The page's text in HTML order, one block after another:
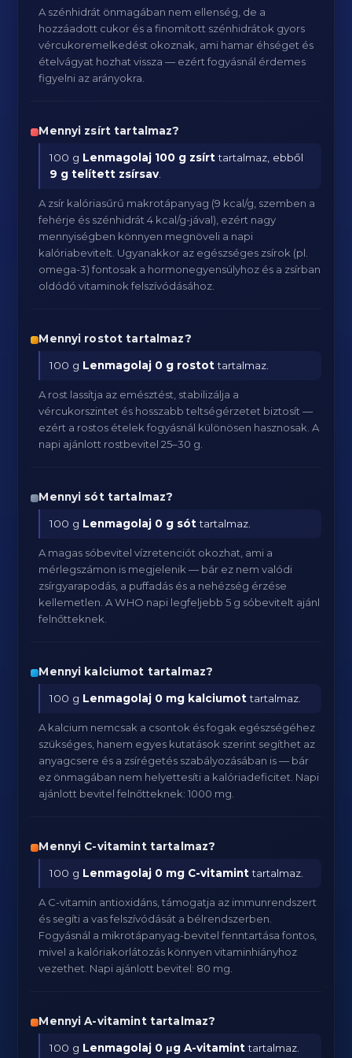
A szénhidrát önmagában nem ellenség, de a
hozzáadott cukor és a finomított szénhidrátok gyors
vércukoremelkedést okoznak, ami hamar éhséget és
ételvágyat hozhat vissza — ezért fogyásnál érdemes
figyelni az arányokra.
Mennyi zsírt tartalmaz?
100 g Lenmagolaj 100 g zsírttartalmaz, ebből
9 g telített zsírsav
A zsír kalóriasűrű makrotápanyag (9 kcal/g, szemben a
fehérje és szénhidrát 4 kcal/g-jával), ezért nagy
mennyiségben könnyen megnöveli a napi
kalóriabevitelt. Ugyanakkor az egészséges zsírok (pl.
omega-3) fontosak a hormonegyensúlyhoz és a zsírban
oldódó vitaminok felszívódásához.
Mennyi rostot tartalmaz?
100 g Lenmagolaj 0 g rostottartalmaz.
A rost lassítja az emésztést, stabilizálja a
vércukorszintet és hosszabb teltségérzetet biztosít —
ezért a rostos ételek fogyásnál különösen hasznosak. A
napi ajánlott rostbevitel 25–30 g.
Mennyi sót tartalmaz?
100 g Lenmagolaj 0 g sóttartalmaz.
A magas sóbevitel vízretenciót okozhat, ami a
mérlegszámon is megjelenik — bár ez nem valódi
zsírgyarapodás, a puffadás és a nehézség érzése
kellemetlen. A WHO napi legfeljebb 5 g sóbevitelt ajánl
felnőtteknek.
Mennyi kalciumot tartalmaz?
100 g Lenmagolaj 0 mg kalciumottartalmaz.
A kalcium nemcsak a csontok és fogak egészségéhez
szükséges, hanem egyes kutatások szerint segíthet az
anyagcsere és a zsírégetés szabályozásában is — bár
ez önmagában nem helyettesíti a kalóriadeficitet. Napi
ajánlott bevitel felnőtteknek: 1000 mg.
Mennyi C-vitamint tartalmaz?
100 g Lenmagolaj 0 mg C-vitaminttartalmaz.
A C-vitamin antioxidáns, támogatja az immunrendszert
és segíti a vas felszívódását a bélrendszerben.
Fogyásnál a mikrotápanyag-bevitel fenntartása fontos,
mivel a kalóriakorlátozás könnyen vitaminhiányhoz
vezethet. Napi ajánlott bevitel: 80 mg.
Mennyi A-vitamint tartalmaz?
100 g Lenmagolaj 0 μg A-vitaminttartalmaz.